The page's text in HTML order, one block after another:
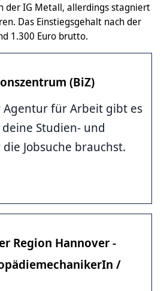
der IG Metall, allerdings stagniert
Das Einstiegsgehalt nach der
1.300 Euro brutto.
(BiZ)
Agentur für Arbeit gibt es
Studien- und
Jobsuche brauchst.
Region Hannover -
/